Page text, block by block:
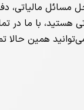
مسائل مالیاتی،
هستید، با ما در
همین حالا